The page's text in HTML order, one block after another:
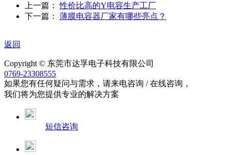
上一篇：性价比高的Y电容生产工厂
下一篇： 薄膜电容器厂家有哪些亮点？
返回
Copyright © 东莞市达孚电子科技有限公司
0769-23308555
如果您有任何疑问与需求，请来电咨询 / 在线咨询，
我们将为您提供专业的解决方案
短信咨询